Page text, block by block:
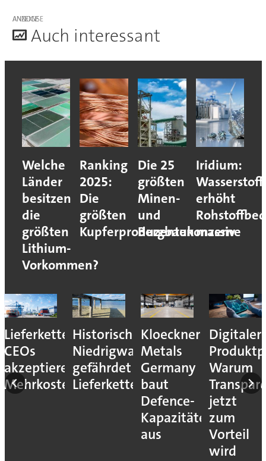
ANZEIGE
Auch interessant
Welche
Länder
besitzen
die
größten
Lithium-
Vorkommen?
Ranking
2025:
Die
größten
Kupferproduzenten
Die 25
größten
Minen-
und
Bergbaukonzerne
Iridium:
erhöht
massiv
Lieferkettenresilienz:
CEOs
akzeptieren
Mehrkosten
Historisches
Niedrigwasser
gefährdet
Lieferketten
Kloeckner
Metals
Germany
baut
Defence-
Kapazitäten
aus
Digitaler
Warum
jetzt
zum
Vorteil
wird